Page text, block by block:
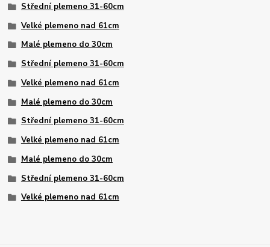
Střední plemeno 31-60cm
Velké plemeno nad 61cm
Malé plemeno do 30cm
Střední plemeno 31-60cm
Velké plemeno nad 61cm
Malé plemeno do 30cm
Střední plemeno 31-60cm
Velké plemeno nad 61cm
Malé plemeno do 30cm
Střední plemeno 31-60cm
Velké plemeno nad 61cm